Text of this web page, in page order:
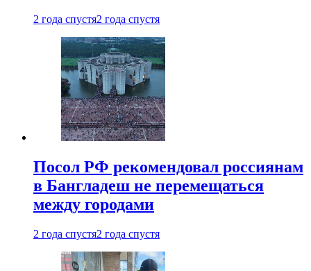
2 года спустя2 года спустя
Посол РФ рекомендовал россиянам
в Бангладеш не перемещаться
между городами
2 года спустя2 года спустя